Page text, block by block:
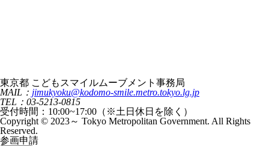
東京都 こどもスマイルムーブメント事務局
MAIL： jimukyoku@kodomo-smile.metro.tokyo.lg.jp
TEL：03-5213-0815
受付時間：10:00~17:00（※土日休日を除く）
Copyright © 2023～ Tokyo Metropolitan Government. All Rights
Reserved.
参画申請